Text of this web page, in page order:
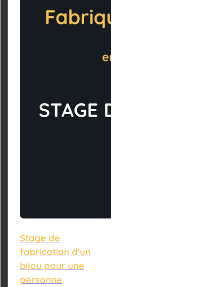
Stage de
fabrication d'un
bijou pour une
personne